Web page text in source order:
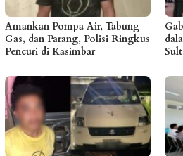
Amankan Pompa Air, Tabung
Gas, dan Parang, Polisi Ringkus
Pencuri di Kasimbar